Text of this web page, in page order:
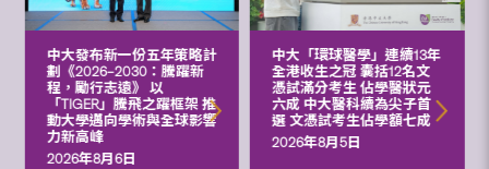
中大發布新一份五年策略計
劃《2026‒2030：騰躍新
程，勵行志遠》 以
「TIGER」騰飛之躍框架 推
動大學邁向學術與全球影響
力新高峰
2026年8月6日
中大「環球醫學」連續13年
全港收生之冠 囊括12名文
憑試滿分考生 佔學醫狀元
六成 中大醫科續為尖子首
選 文憑試考生佔學額七成
2026年8月5日